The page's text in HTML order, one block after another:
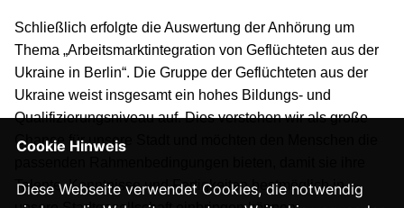
Schließlich erfolgte die Auswertung der Anhörung um
Thema „Arbeitsmarktintegration von Geflüchteten aus der
Ukraine in Berlin“. Die Gruppe der Geflüchteten aus der
Ukraine weist insgesamt ein hohes Bildungs- und
Qualifizierungsniveau auf. Dies verstehen wir als große
Chance für unsere Stadt und möchten den Menschen die
Talente, Kenntnisse und Fertigkeiten bestmöglich in
Cookie Hinweis
Diese Webseite verwendet Cookies, die notwendig